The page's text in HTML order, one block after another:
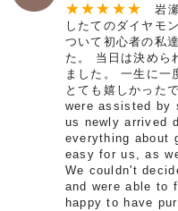
★★★ ★★
岩瀬
したてのダイヤモ
ついて初心者の私
た。 当日は決めら
ました。 一生に一
とても嬉しかった
were assisted by
us newly arrived
everything about
easy for us, as
We couldn't
and were able to
happy to have